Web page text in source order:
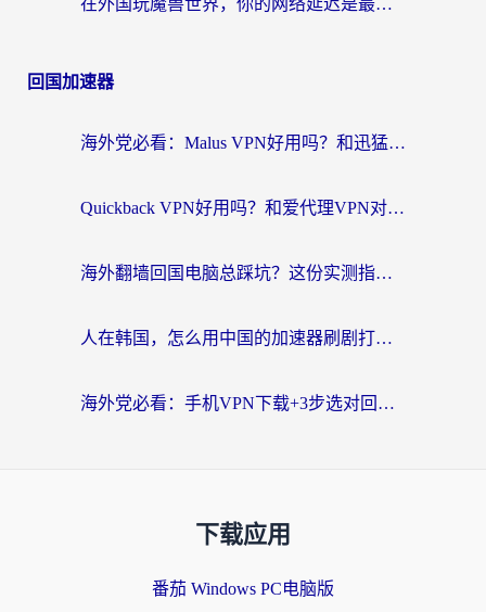
在外国玩魔兽世界，你的网络延迟是最大的敌人
回国加速器
海外党必看：Malus VPN好用吗？和迅猛兔VPN对比哪个回国效果更好？附真实体验与避坑指南
Quickback VPN好用吗？和爱代理VPN对比哪个回国效果更好？
海外翻墙回国电脑总踩坑？这份实测指南帮你选对加速器（附ChickCNinitapMalus对比）
人在韩国，怎么用中国的加速器刷剧打游戏？这份真实体验指南给你答案
海外党必看：手机VPN下载+3步选对回国加速器，无缝刷国内资源不再愁
下载应用
番茄 Windows PC电脑版